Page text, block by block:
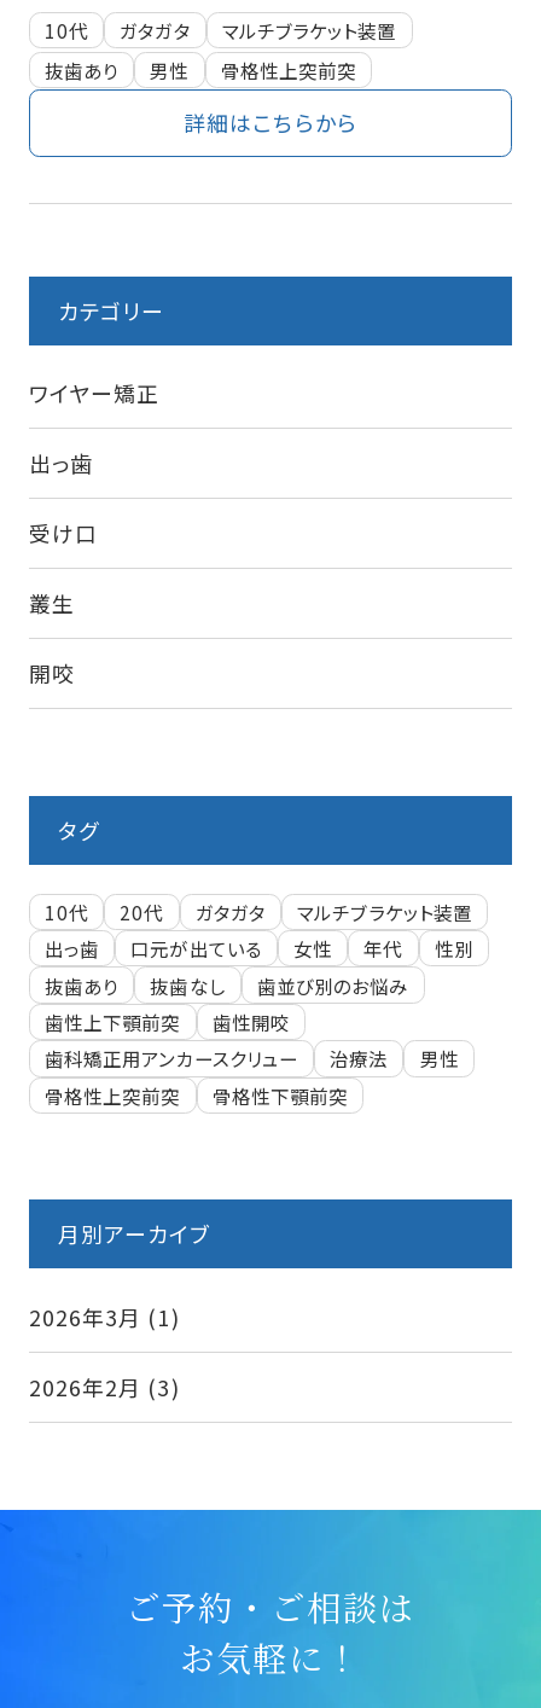
10代 ガタガタ
マルチブラケット装置
抜歯あり
男性 骨格性上突前突
詳細はこちらから
カテゴリー
ワイヤー矯正
出っ歯
受け口
叢生
開咬
タグ
10代 20代 ガタガタ
マルチブラケット装置
出っ歯
口元が出ている 女性 年代
性別
抜歯あり
抜歯なし
歯並び別のお悩み
歯性上下顎前突
歯性開咬
歯科矯正用アンカースクリュー
治療法
男性
骨格性上突前突
骨格性下顎前突
月別アーカイブ
2026年3月 (1)
2026年2月 (3)
ご予約・ご相談は
お気軽に！